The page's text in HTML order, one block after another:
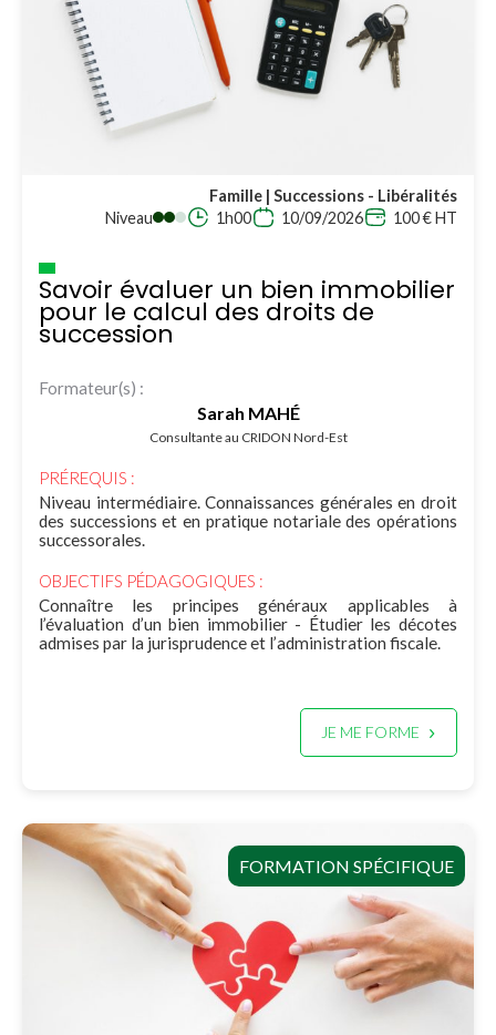
Famille | Successions - Libéralités
Niveau
1h00 10/09/2026 100 € HT
Savoir évaluer un bien immobilier
pour le calcul des droits de
succession
Formateur(s) :
Sarah MAHÉ
Consultante au CRIDON Nord-Est
PRÉREQUIS :
Niveau intermédiaire. Connaissances générales en droit
des successions et en pratique notariale des opérations
successorales.
OBJECTIFS PÉDAGOGIQUES :
Connaître les principes généraux applicables à
l’évaluation d’un bien immobilier - Étudier les décotes
admises par la jurisprudence et l’administration fiscale.
JE ME FORME
FORMATION SPÉCIFIQUE